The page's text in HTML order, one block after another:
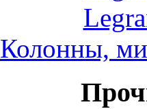
Колонны,